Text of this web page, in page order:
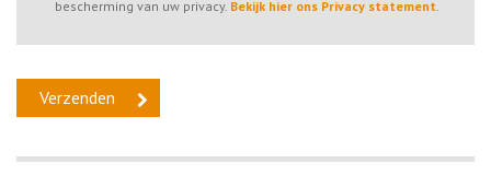
bescherming van uw privacy. Bekijk hier ons Privacy statement